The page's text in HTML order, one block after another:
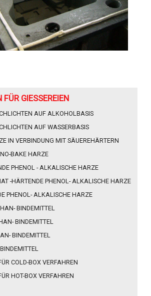
GIESSEREIEN
AUF ALKOHOLBASIS
AUF WASSERBASIS
IN VERBINDUNG MIT SÄUEREHÄRTERN
BAKE HARZE
PHENOL - ALKALISCHE HARZE
-HÄRTENDE PHENOL- ALKALISCHE HARZE
PHENOL- ALKALISCHE HARZE
BINDEMITTEL
BINDEMITTEL
BINDEMITTEL
COLD-BOX VERFAHREN
HOT-BOX VERFAHREN